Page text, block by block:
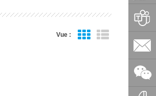
Vue :
Rufus
Huang